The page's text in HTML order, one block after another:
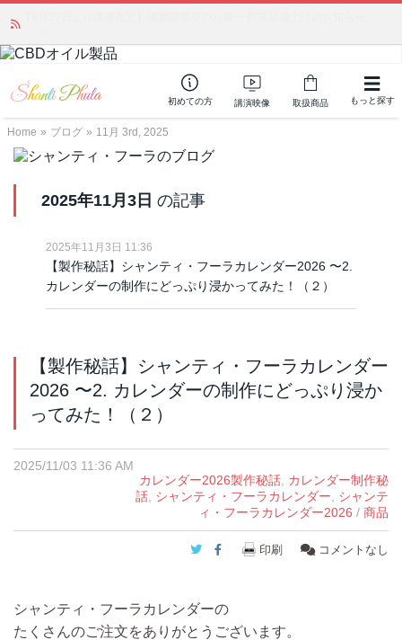
初めての方 講演映像 取扱商品 もっと探す
Home » ブログ » 11月 3rd, 2025
2025年11月3日 の記事
2025年11月3日 11:36
【製作秘話】シャンティ・フーラカレンダー2026 〜2.
カレンダーの制作にどっぷり浸かってみた！（２）
【製作秘話】シャンティ・フーラカレンダー
2026 〜2. カレンダーの制作にどっぷり浸か
ってみた！（２）
2025/11/03 11:36 AM
カレンダー2026製作秘話 カレンダー制作秘
話 シャンティ・フーラカレンダー
シャンテ
ィ・フーラカレンダー2026 / 商品
Twitter
Facebook
印刷 コメントなし
シャンティ・フーラカレンダーの
たくさんのご注文をありがとうございます。